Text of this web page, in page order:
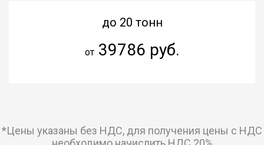
до 20 тонн
от39786 руб.
*Цены указаны без НДС, для получения цены с НДС